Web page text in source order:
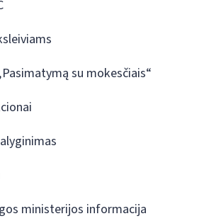
su mokesčiais“
ministerijos informacija